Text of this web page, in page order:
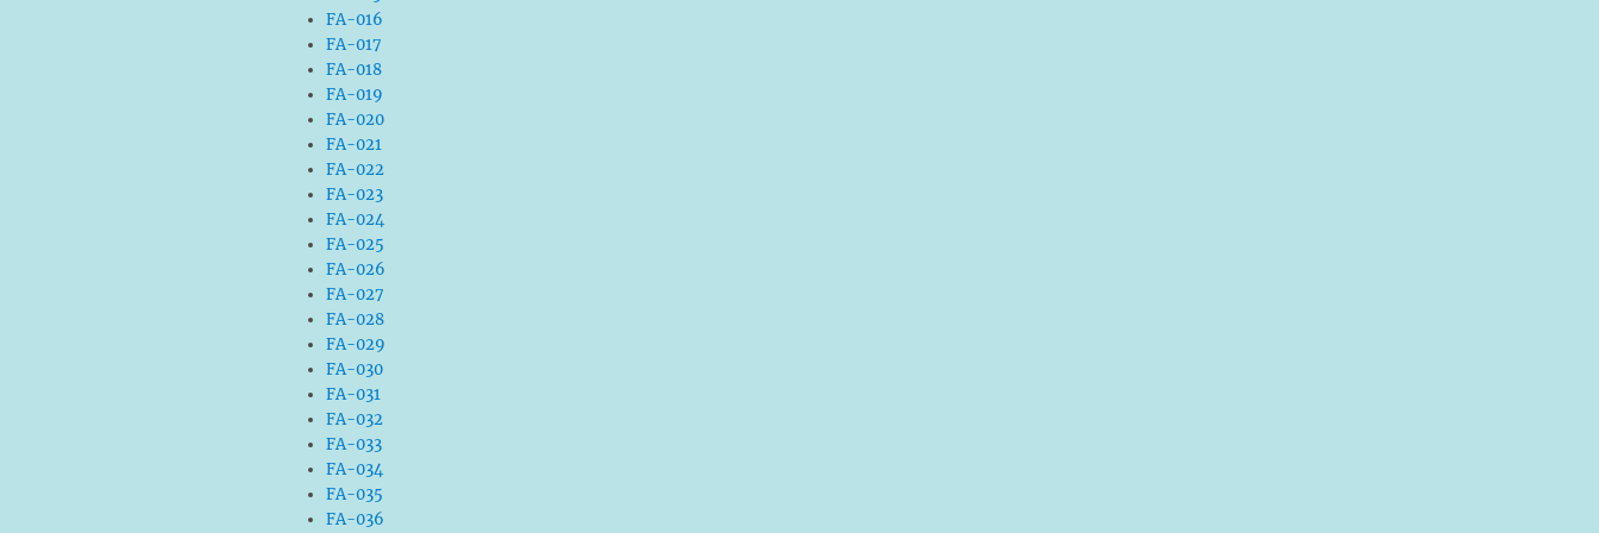
FA-016
FA-017
FA-018
FA-019
FA-020
FA-021
FA-022
FA-023
FA-024
FA-025
FA-026
FA-027
FA-028
FA-029
FA-030
FA-031
FA-032
FA-033
FA-034
FA-035
FA-036